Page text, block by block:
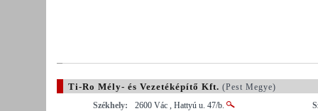
Ti-Ro Mély- és Vezetéképítő Kft. (Pest Megye)
Székhely:
2600 Vác , Hattyú u. 47/b.